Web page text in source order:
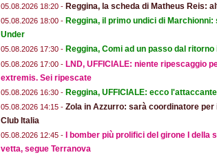
05.08.2026 18:20 - Reggina, la scheda di Matheus Reis:
05.08.2026 18:00 - Reggina, il primo undici di
Under
05.08.2026 17:30 - Reggina, Comi ad un passo dal
05.08.2026 17:00 - LND, UFFICIALE: niente ripescaggio
extremis. Sei ripescate
05.08.2026 16:30 - Reggina, UFFICIALE: ecco
05.08.2026 14:15 - Zola in Azzurro: sarà coordinatore
Club Italia
05.08.2026 12:45 -
I bomber più prolifici del girone I della
vetta, segue Terranova